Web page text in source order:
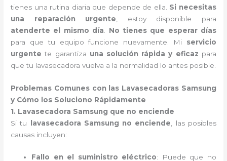
tienes una rutina diaria que depende de ella. Si necesitas
una reparación urgente , estoy disponible para
atenderte el mismo día
No tienes que esperar días
para que tu equipo funcione nuevamente. Mi servicio
urgente te garantiza una solución rápida y eficaz para
que tu lavasecadora vuelva a la normalidad lo antes posible.
Problemas Comunes con las Lavasecadoras Samsung
y Cómo los Soluciono Rápidamente
1. Lavasecadora Samsung que no enciende
Si tu lavasecadora Samsung no enciende , las posibles
causas incluyen:
Fallo en el suministro eléctrico: Puede que no